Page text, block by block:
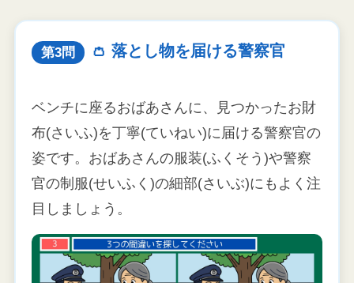
第3問 👛 落とし物を届ける警察官
ベンチに座るおばあさんに、見つかったお財
布(さいふ)を丁寧(ていねい)に届ける警察官の
姿です。おばあさんの服装(ふくそう)や警察
官の制服(せいふく)の細部(さいぶ)にもよく注
目しましょう。